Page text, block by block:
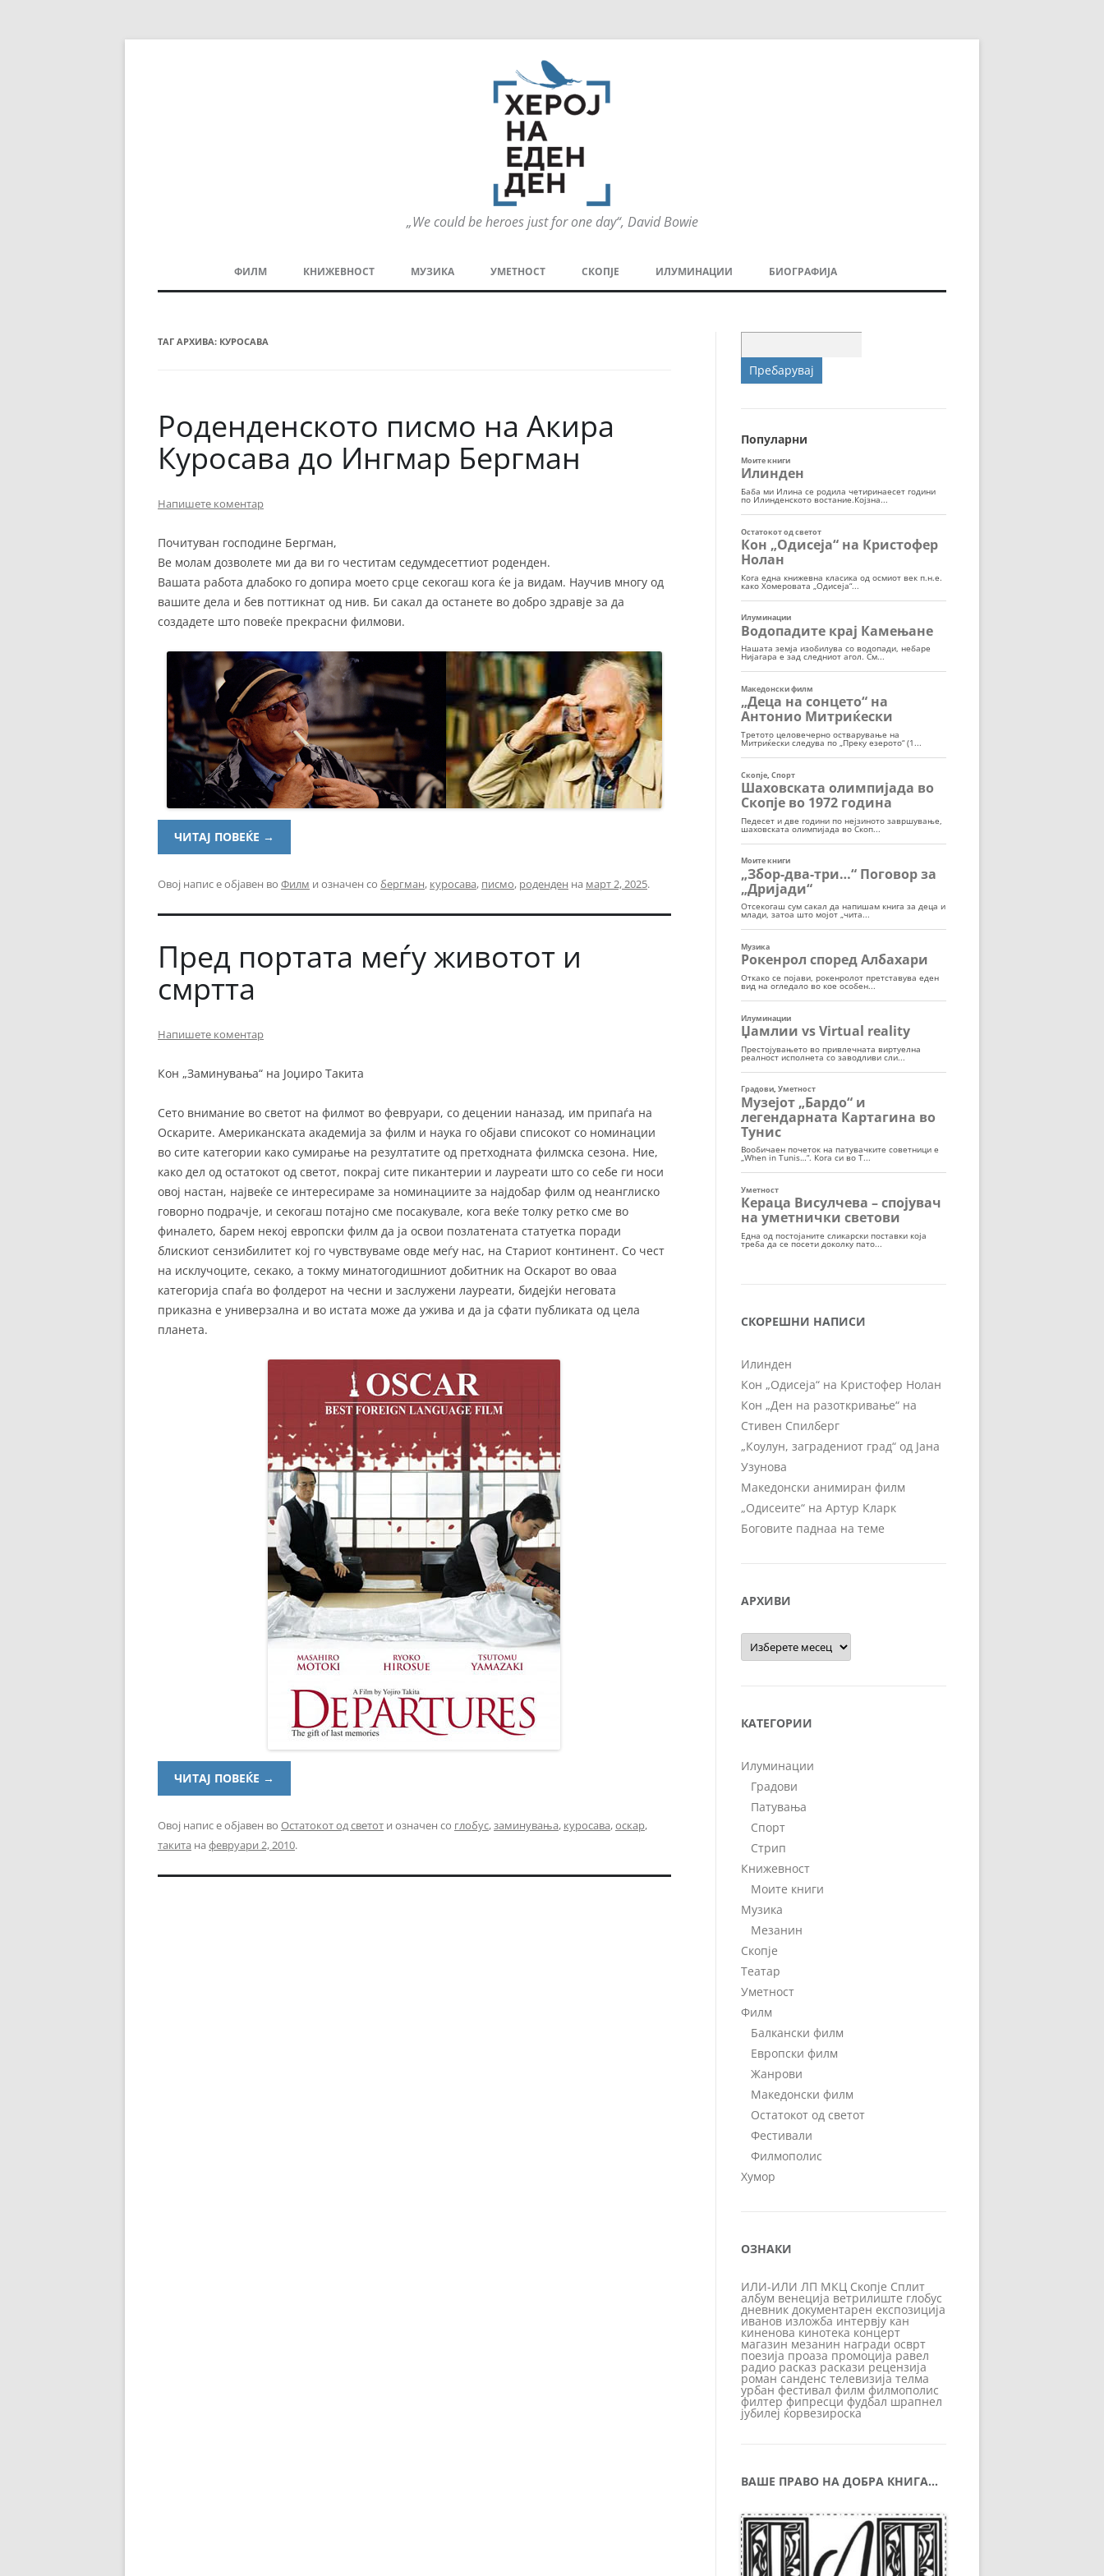
„We could be heroes just for one day“, David Bowie
содржината
ФИЛМ
ЖАНРОВИ
ФЕСТИВАЛИ
КНИЖЕВНОСТ МУЗИКА УМЕТНОСТ СКОПЈЕ ИЛУМИНАЦИИ
СПОРТ
БИОГРАФИЈА
ТАГ АРХИВА: КУРОСАВА
Роденденското писмо на Акира
Куросава до Ингмар Бергман
Напишете коментар
Почитуван господине Бергман,
Ве молам дозволете ми да ви го честитам седумдесеттиот роденден.
Вашата работа длабоко го допира моето срце секогаш кога ќе ја видам. Научив многу од
вашите дела и бев поттикнат од нив. Би сакал да останете во добро здравје за да
создадете што повеќе прекрасни филмови.
ЧИТАЈ ПОВЕЌЕ →
Овој напис е објавен во Филм и означен со бергман, куросава, писмо, роденден на март 2, 2025.
Пред портата меѓу животот и
смртта
Напишете коментар
Кон „Заминувања“ на Јоџиро Такита
Сето внимание во светот на филмот во февруари, со децении наназад, им припаѓа на
Оскарите. Американската академија за филм и наука го објави списокот со номинации
во сите категории како сумирање на резултатите од претходната филмска сезона. Ние,
како дел од остатокот од светот, покрај сите пикантерии и лауреати што со себе ги носи
овој настан, највеќе се интересираме за номинациите за најдобар филм од неанглиско
говорно подрачје, и секогаш потајно сме посакувале, кога веќе толку ретко сме во
финалето, барем некој европски филм да ја освои позлатената статуетка поради
блискиот сензибилитет кој го чувствуваме овде меѓу нас, на Стариот континент. Со чест
на исклучоците, секако, а токму минатогодишниот добитник на Оскарот во оваа
категорија спаѓа во фолдерот на чесни и заслужени лауреати, бидејќи неговата
приказна е универзална и во истата може да ужива и да ја сфати публиката од цела
планета.
ЧИТАЈ ПОВЕЌЕ →
Овој напис е објавен во Остатокот од светот и означен со глобус,заминувања, куросава,оскар,
такита на февруари 2, 2010.
за:
Популарни
СКОРЕШНИ НАПИСИ
Илинден
Кон „Одисеја“ на Кристофер Нолан
Кон „Ден на разоткривање“ на
Стивен Спилберг
„Коулун, заградениот град“ од Јана
Узунова
Македонски анимиран филм
„Одисеите“ на Артур Кларк
Боговите паднаа на теме
АРХИВИ
Архиви
КАТЕГОРИИ
Илуминации
Градови
Патувања
Спорт
Стрип
Книжевност
Моите книги
Музика
Мезанин
Скопје
Театар
Уметност
Филм
Балкански филм
Европски филм
Жанрови
Македонски филм
Остатокот од светот
Фестивали
Филмополис
Хумор
ОЗНАКИ
ИЛИ-ИЛИ ЛП МКЦ Скопје Сплит
албум венеција ветрилиште глобус
дневник документарен експозиција
иванов изложба интервју кан
киненова кинотека концерт
магазин мезанин награди осврт
поезија проаза промоција равел
радио расказ раскази рецензија
роман санденс телевизија телма
урбан фестивал филм филмополис
филтер фипресци фудбал шрапнел
јубилеј ќорвезироска
ВАШЕ ПРАВО НА ДОБРА КНИГА…